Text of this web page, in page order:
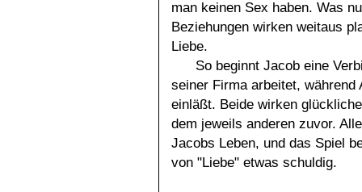
man keinen Sex haben. Was
Beziehungen wirken weitaus
Liebe.
So beginnt Jacob eine
seiner Firma arbeitet, während
einläßt. Beide wirken
dem jeweils anderen zuvor.
Jacobs Leben, und das Spiel
von "Liebe" etwas schuldig.